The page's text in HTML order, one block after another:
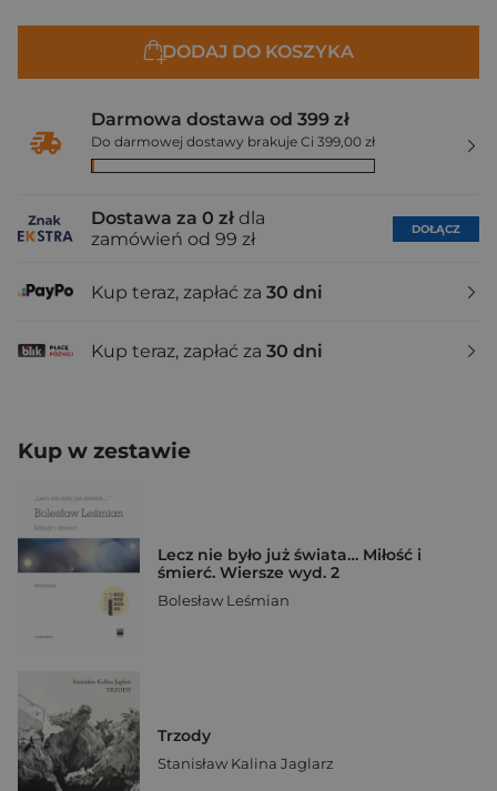
DODAJ DO KOSZYKA
Darmowa dostawa od 399 zł
Do darmowej dostawy brakuje Ci 399,00 zł
Dostawa za 0 zł dla
zamówień od 99 zł
DOŁĄCZ
Kup teraz, zapłać za 30 dni
Kup teraz, zapłać za 30 dni
Kup w zestawie
Lecz nie było już świata… Miłość i
śmierć. Wiersze wyd. 2
Bolesław Leśmian
Trzody
Stanisław Kalina Jaglarz